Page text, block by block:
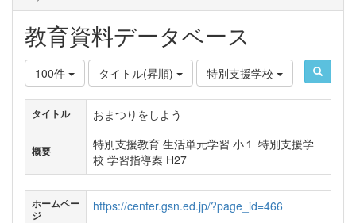
教育資料データベース
100件 タイトル(昇順) 特別支援学校
タイトル おまつりをしよう
概要
特別支援教育 生活単元学習 小１ 特別支援学
校 学習指導案 H27
ホームペー
ジ
https://center.gsn.ed.jp/?page_id=466